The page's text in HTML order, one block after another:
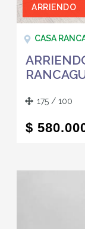
ARRIENDO
CASA
175 / 100
$